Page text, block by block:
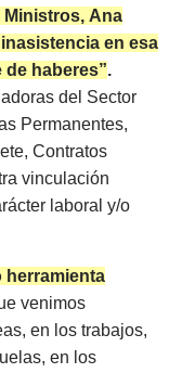
Ministros, Ana
en esa
haberes”.
del Sector
Permanentes,
Contratos
vinculación
laboral y/o
herramienta
venimos
en los trabajos,
en los